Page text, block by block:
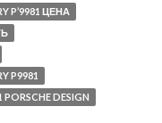
P’9981 ЦЕНА
P9981
PORSCHE DESIGN